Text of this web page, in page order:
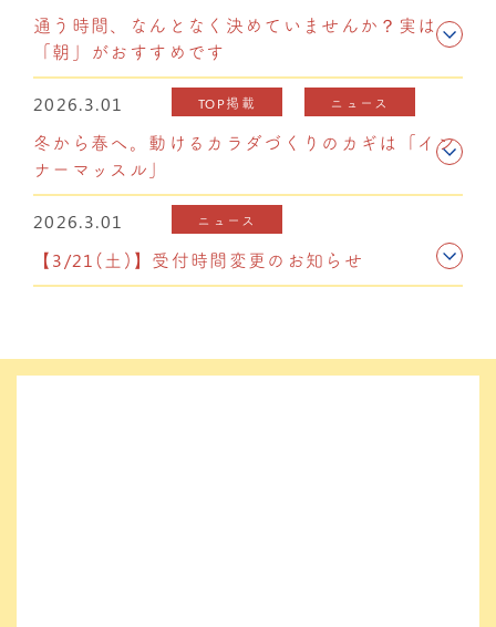
通う時間、なんとなく決めていませんか？実は
「朝」がおすすめです
2026.3.01 TOP掲載 ニュース
冬から春へ。動けるカラダづくりのカギは「イン
ナーマッスル」
2026.3.01 ニュース
【3/21(土)】受付時間変更のお知らせ